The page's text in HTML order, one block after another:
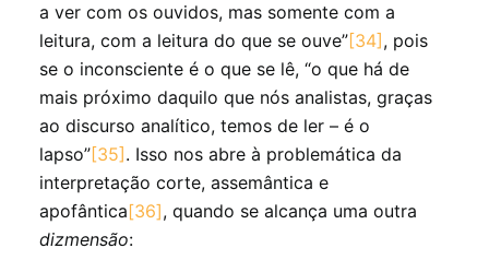
a ver com os ouvidos, mas somente com a
leitura, com a leitura do que se ouve”[34] , pois
se o inconsciente é o que se lê, “o que há de
mais próximo daquilo que nós analistas, graças
ao discurso analítico, temos de ler – é o
lapso”[35] . Isso nos abre à problemática da
interpretação corte, assemântica e
apofântica[36], quando se alcança uma outra
dizmensão: